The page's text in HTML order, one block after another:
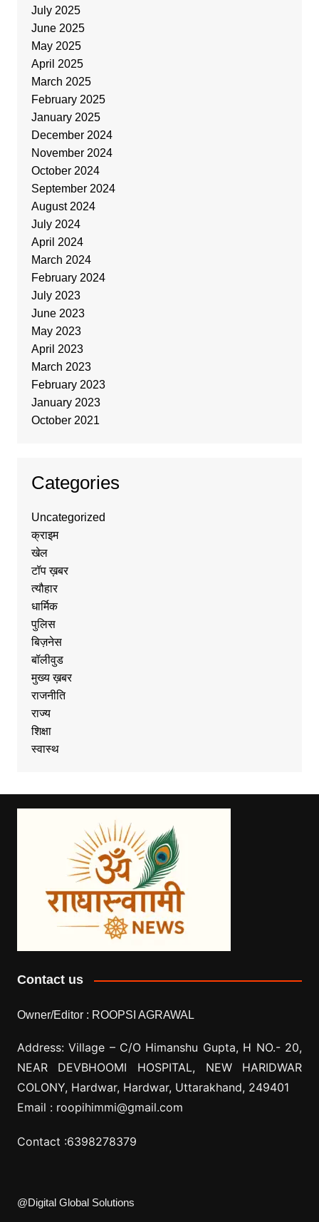
July 2025
June 2025
May 2025
April 2025
March 2025
February 2025
January 2025
December 2024
November 2024
October 2024
September 2024
August 2024
July 2024
April 2024
March 2024
February 2024
July 2023
June 2023
May 2023
April 2023
March 2023
February 2023
January 2023
October 2021
Categories
Uncategorized
क्राइम
खेल
टॉप ख़बर
त्यौहार
धार्मिक
पुलिस
बिज़नेस
बॉलीवुड
मुख्य ख़बर
राजनीति
राज्य
शिक्षा
स्वास्थ
Contact us
Owner/Editor : ROOPSI AGRAWAL
Address: Village – C/O Himanshu Gupta, H NO.- 20,
NEAR DEVBHOOMI HOSPITAL, NEW HARIDWAR
COLONY, Hardwar, Hardwar, Uttarakhand, 249401
Email : roopihimmi@gmail.com
Contact :6398278379
@Digital Global Solutions